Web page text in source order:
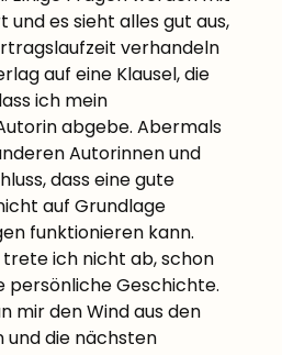
es sieht alles gut aus,
verhandeln
auf eine Klausel, die
ich mein
abgebe. Abermals
Autorinnen und
dass eine gute
auf Grundlage
funktionieren kann.
ich nicht ab, schon
persönliche Geschichte.
mir den Wind aus den
und die nächsten